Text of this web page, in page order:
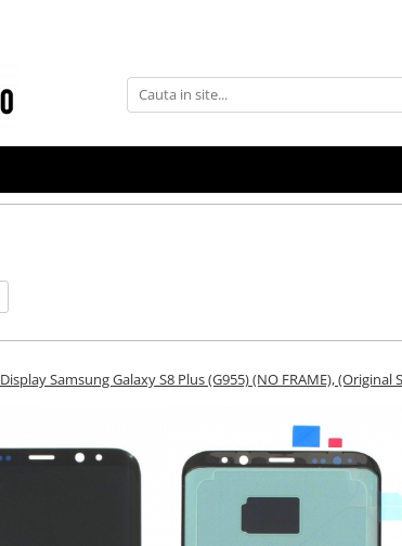
Display Samsung Galaxy S8 Plus (G955) (NO FRAME), (Original